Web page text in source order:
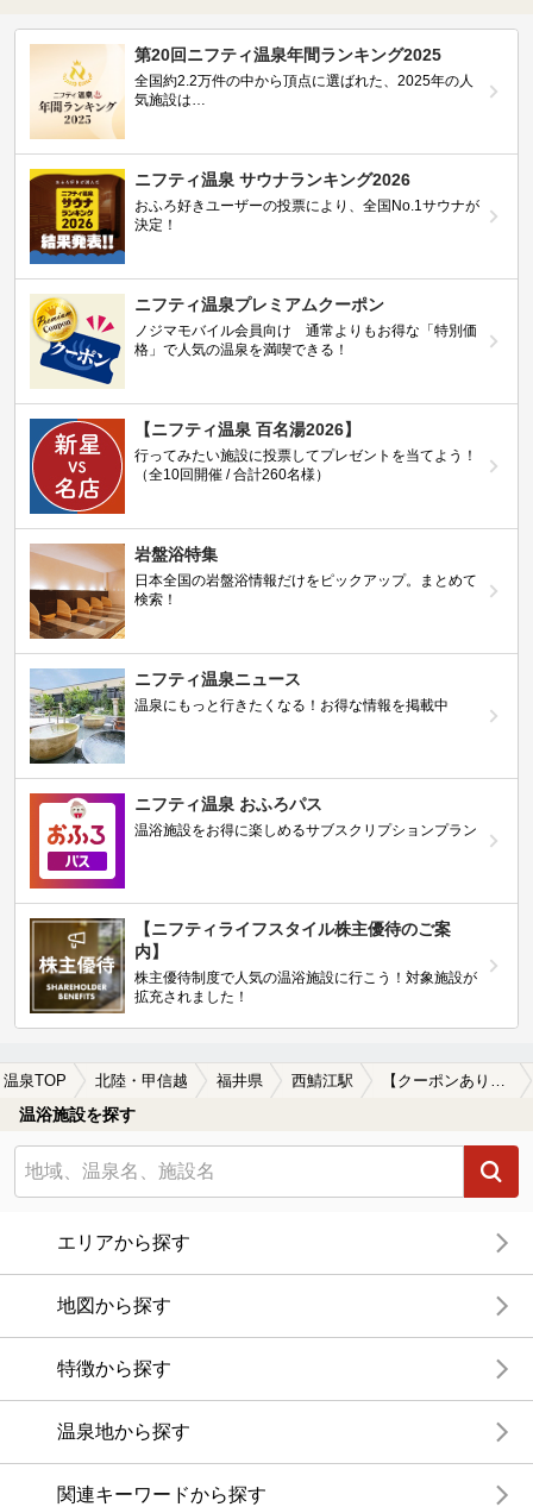
第20回ニフティ温泉年間ランキング2025
全国約2.2万件の中から頂点に選ばれた、2025年の人
気施設は…
ニフティ温泉 サウナランキング2026
おふろ好きユーザーの投票により、全国No.1サウナが
決定！
ニフティ温泉プレミアムクーポン
ノジマモバイル会員向け 通常よりもお得な「特別価
格」で人気の温泉を満喫できる！
【ニフティ温泉 百名湯2026】
行ってみたい施設に投票してプレゼントを当てよう！
（全10回開催 / 合計260名様）
岩盤浴特集
日本全国の岩盤浴情報だけをピックアップ。まとめて
検索！
ニフティ温泉ニュース
温泉にもっと行きたくなる！お得な情報を掲載中
ニフティ温泉 おふろパス
温浴施設をお得に楽しめるサブスクリプションプラン
【ニフティライフスタイル株主優待のご案
内】
株主優待制度で人気の温浴施設に行こう！対象施設が
拡充されました！
温泉TOP 北陸・甲信越 福井県 西鯖江駅 【クーポンあり】西鯖江駅近くの温泉宿・温泉旅館・ホテルおすすめ(2026年版)
温浴施設を探す
エリアから探す
地図から探す
特徴から探す
温泉地から探す
関連キーワードから探す